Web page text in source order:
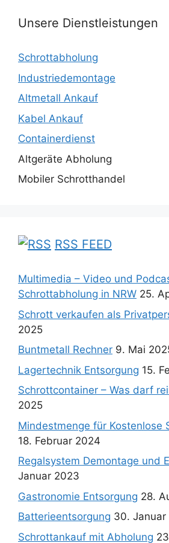
Unsere Dienstleistungen
Schrottabholung
Industriedemontage
Altmetall Ankauf
Kabel Ankauf
Containerdienst
Altgeräte Abholung
Mobiler Schrotthandel
RSS FEED
Multimedia – Video und
Schrottabholung in NRW 25.
Schrott verkaufen als
2025
Buntmetall Rechner 9. Mai
Lagertechnik Entsorgung 15.
Schrottcontainer – Was darf
2025
Mindestmenge für Kostenlose
18. Februar 2024
Regalsystem Demontage und
Januar 2023
Gastronomie Entsorgung 28.
Batterieentsorgung 30. Januar
Schrottankauf mit Abholung